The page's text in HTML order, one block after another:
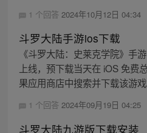
1 个回答 2024年10月12日 04:34
斗罗大陆手游ios下载
《斗罗大陆：史莱克学院》手
上线，预下载当天在 iOS 免费
果应用商店中搜索并下载该游戏
1 个回答 2024年09月19日 04:25
斗罗大陆九游版下载安装